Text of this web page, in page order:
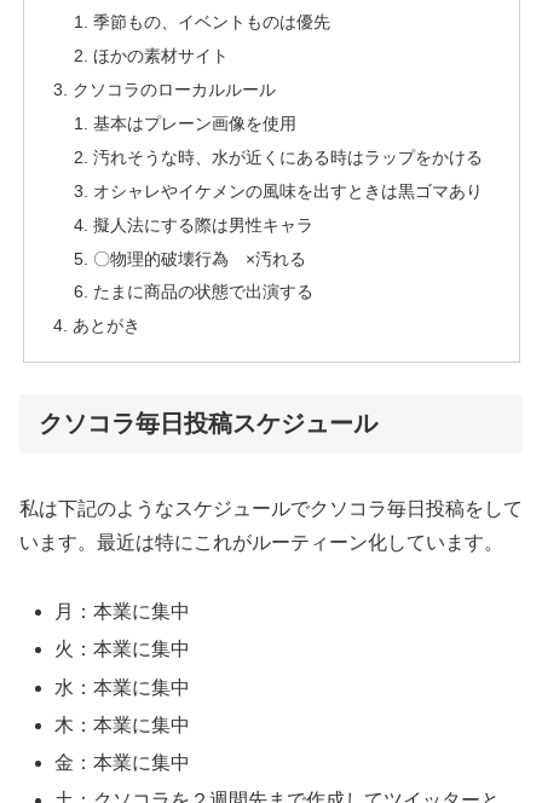
季節もの、イベントものは優先
ほかの素材サイト
クソコラのローカルルール
基本はプレーン画像を使用
汚れそうな時、水が近くにある時はラップをかける
オシャレやイケメンの風味を出すときは黒ゴマあり
擬人法にする際は男性キャラ
〇物理的破壊行為 ×汚れる
たまに商品の状態で出演する
あとがき
クソコラ毎日投稿スケジュール
私は下記のようなスケジュールでクソコラ毎日投稿をして
います。最近は特にこれがルーティーン化しています。
月：本業に集中
火：本業に集中
水：本業に集中
木：本業に集中
金：本業に集中